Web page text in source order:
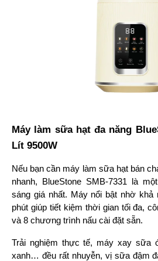
Máy làm sữa hạt đa năng
Lít 9500W
Nếu bạn cần máy làm sữa hạt bán
nhanh, BlueStone SMB-7331 là
sáng giá nhất. Máy nổi bật nhờ
phút giúp tiết kiệm thời gian tối đa,
và 8 chương trình nấu cài đặt sẵn.
Trải nghiệm thực tế, máy xay sữa
xanh… đều rất nhuyễn, vị sữa đậm